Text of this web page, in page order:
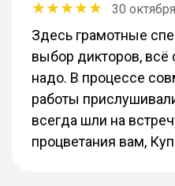
30
Здесь грамотные
выбор дикторов, всё
надо. В процессе
работы
всегда шли на
процветания вам,